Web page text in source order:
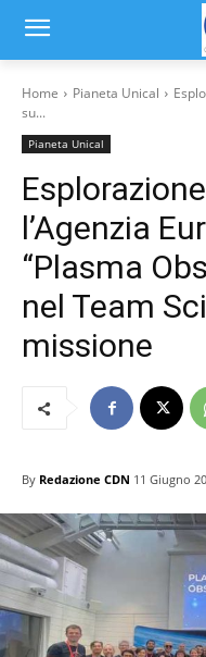
Home Pianeta Unical
su...
Pianeta Unical
l’Agenzia
“Plasma
nel Team
missione
By Redazione CDN 11 Giugno